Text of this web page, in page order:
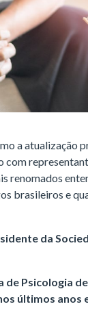
a atualização
com
renomados
brasileiros e
da
de Psicologia
últimos anos